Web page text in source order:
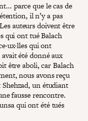
parce que le cas de
il n’y a pas
auteurs doivent être
qui ont tué Balach
qui ont
été donné aux
être aboli, car Balach
nous avons reçu
un étudiant
fausse rencontre.
qui ont été tués